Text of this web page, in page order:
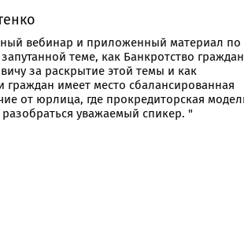
вебинар и приложенный материал по
теме, как Банкротство
за раскрытие этой темы и как
граждан имеет место сбалансированная
от юрлица, где прокредиторская
разобраться уважаемый спикер. "